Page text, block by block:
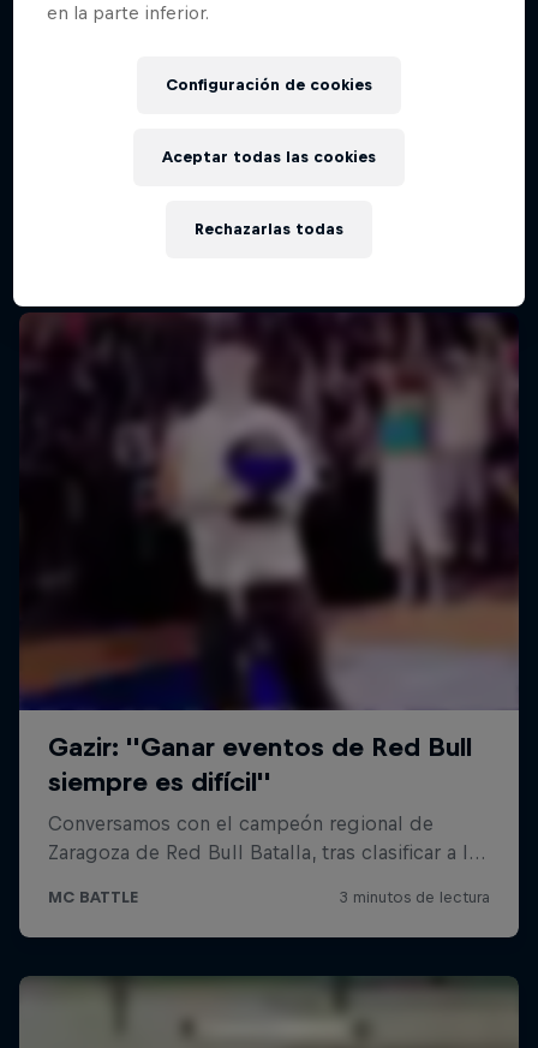
Lima, Peru
en la parte inferior.
Configuración de cookies
Rechazarlas todas
Aceptar todas las cookies